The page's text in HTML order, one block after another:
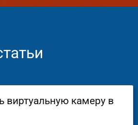
виртуальную камеру в